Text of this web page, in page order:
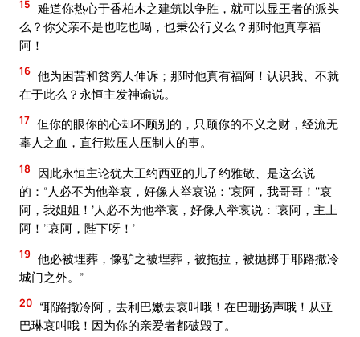
15 难道你热心于香柏木之建筑以争胜，就可以显王者的派头
么？你父亲不是也吃也喝，也秉公行义么？那时他真享福
阿！
16 他为困苦和贫穷人伸诉；那时他真有福阿！认识我、不就
在于此么？永恒主发神谕说。
17 但你的眼你的心却不顾别的，只顾你的不义之财，经流无
辜人之血，直行欺压人压制人的事。
18
因此永恒主论犹大王约西亚的儿子约雅敬、是这么说
的：“人必不为他举哀，好像人举哀说：‘哀阿，我哥哥！’‘哀
阿，我姐姐！’人必不为他举哀，好像人举哀说：‘哀阿，主上
阿！’‘哀阿，陛下呀！’
19 他必被埋葬，像驴之被埋葬，被拖拉，被抛掷于耶路撒冷
城门之外。”
20 “耶路撒冷阿，去利巴嫩去哀叫哦！在巴珊扬声哦！从亚
巴琳哀叫哦！因为你的亲爱者都破毁了。